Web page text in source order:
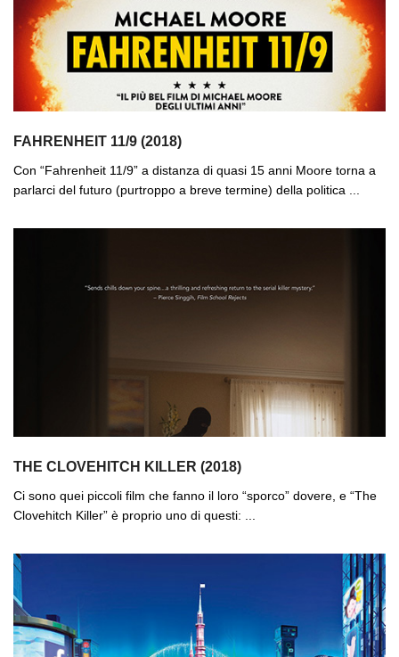
FAHRENHEIT 11/9 (2018)
Con “Fahrenheit 11/9” a distanza di quasi 15 anni Moore torna a
parlarci del futuro (purtroppo a breve termine) della politica ...
THE CLOVEHITCH KILLER (2018)
Ci sono quei piccoli film che fanno il loro “sporco” dovere, e “The
Clovehitch Killer” è proprio uno di questi: ...